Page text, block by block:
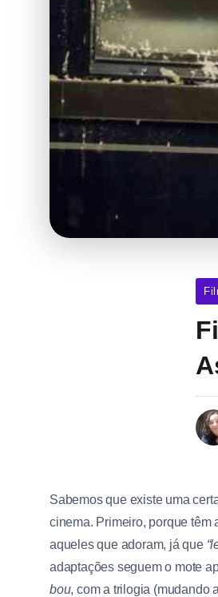
Sabemos que existe uma
cinema. Primeiro, porque têm
aqueles que adoram, já que
adaptações seguem o mote
bou, com a trilogia (mudando